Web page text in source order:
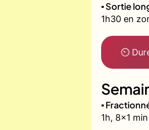
▪️ Sortie
1h30 en
⏲
▪️
1h, 8x1